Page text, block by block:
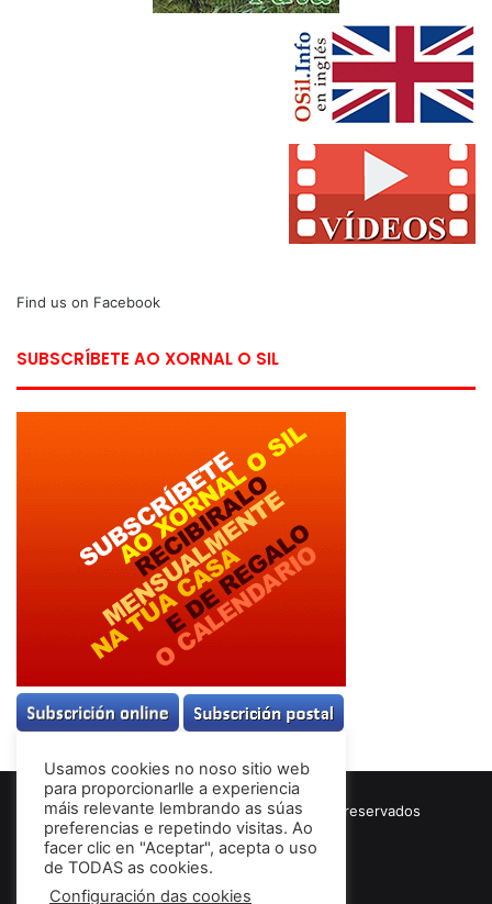
Find us on Facebook
SUBSCRÍBETE AO XORNAL O SIL
© Copyright 2026, Todos los derechos reservados
Términos & Condiciones
Usamos cookies no noso sitio web
para proporcionarlle a experiencia
máis relevante lembrando as súas
preferencias e repetindo visitas. Ao
facer clic en "Aceptar", acepta o uso
de TODAS as cookies.
Configuración das cookies